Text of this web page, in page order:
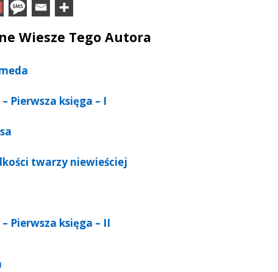
Wiesze Tego Autora
Pierwsza księga – I
twarzy niewieściej
Pierwsza księga – II